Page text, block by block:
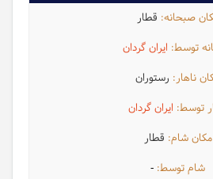
قطار
ایران گردان
رستوران
ایران گردان
قطار
-